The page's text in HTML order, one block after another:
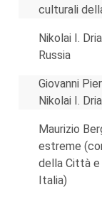
culturali
Nikolai I.
Russia
Giovanni
Nikolai I.
Maurizio
estreme
della Città
Italia)